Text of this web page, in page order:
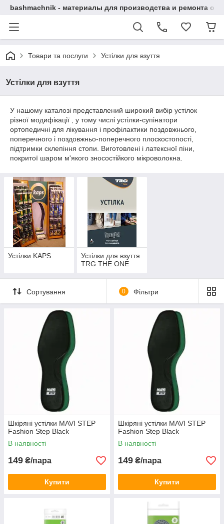
bashmachnik - материалы для производства и ремонта
Товари та послуги Устілки для взуття
Устілки для взуття
У нашому каталозі представлений широкий вибір устілок
різної модифікації , у тому числі устілки-супінатори
ортопедичні для лікування і профілактики поздовжнього,
поперечного і поздовжньо-поперечного плоскостопості,
підтримки склепіння стопи. Виготовлені і латексної піни,
покритої шаром м'якого зносостійкого мікроволокна.
Устілки KAPS
Устілки для взуття
TRG THE ONE
Сортування 0 Фільтри
Шкіряні устілки MAVI STEP
Fashion Step Black
В наявності
149 ₴/пара
Купити
Шкіряні устілки MAVI STEP
Fashion Step Black
В наявності
149 ₴/пара
Купити